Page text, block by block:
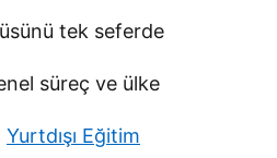
tek seferde
süreç ve ülke
Yurtdışı Eğitim